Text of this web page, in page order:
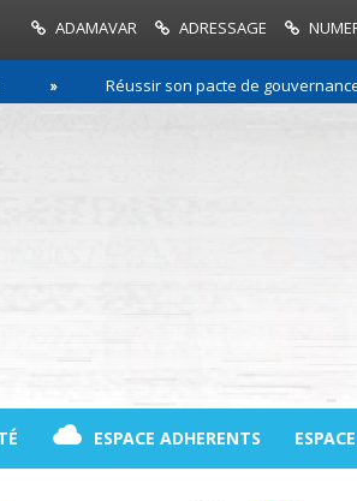
ADAMAVAR ADRESSAGE
Réussir son pacte de gouvernance :
ESPACE ADHERENTS